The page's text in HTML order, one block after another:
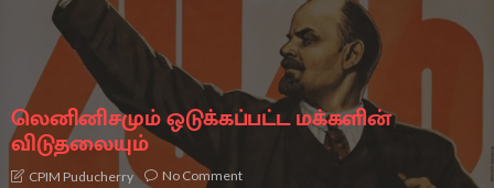
லெனினிசமும் ஒடுக்கப்பட்ட மக்களின்
விடுதலையும்
CPIM Puducherry No Comment